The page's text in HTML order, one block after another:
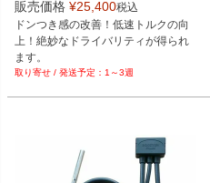
BSP-TYPE-G
販売価格 ¥25,400税込
ドンつき感の改善！低速トルクの向
上！絶妙なドライバリティが得られ
ます。
1～3週